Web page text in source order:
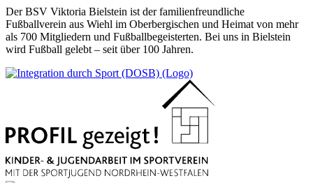
Der BSV Viktoria Bielstein ist der familienfreundliche
Fußballverein aus Wiehl im Oberbergischen und Heimat von mehr
als 700 Mitgliedern und Fußballbegeisterten. Bei uns in Bielstein
wird Fußball gelebt – seit über 100 Jahren.